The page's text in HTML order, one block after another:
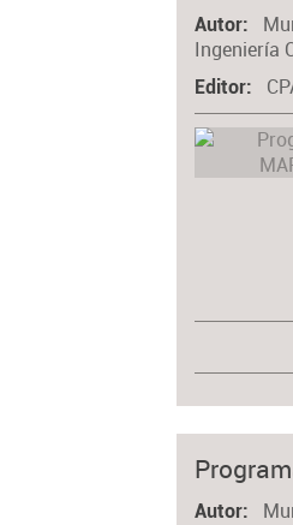
Autor
Ingeniería
Editor
Autor